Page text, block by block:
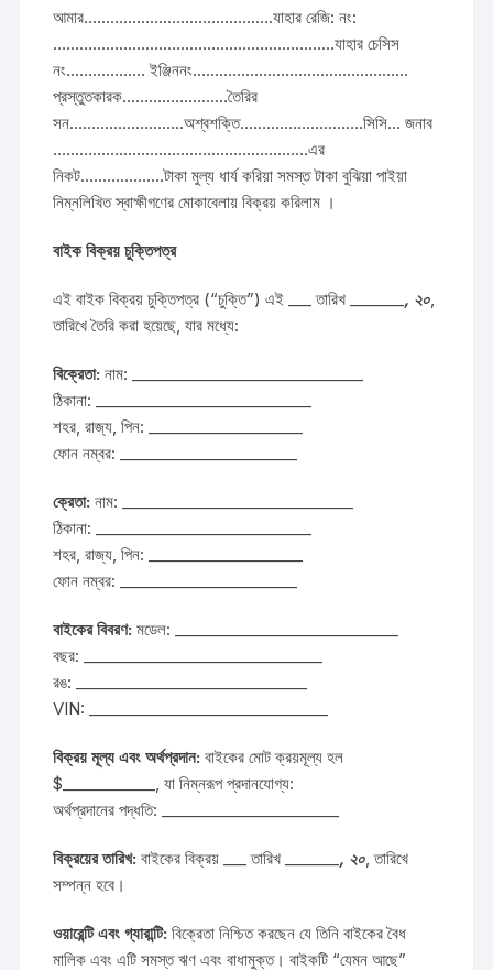
আমার…………………………………….যাহার রেজি: নং:
………………….……………………………………যাহার চেসিস
নং……………… ইঞ্জিননং………………………….………………
প্রস্তুতকারক……………………তৈরির
সন……………………..অশ্বশক্তি……………………….সিসি… জনাব
………………………………………………….এর
নিকট……………….টাকা মুল্য ধার্য করিয়া সমস্ত টাকা বুঝিয়া পাইয়া
নিম্নলিখিত স্বাক্ষীগণের মোকাবেলায় বিক্রয় করিলাম ।
বাইক বিক্রয় চুক্তিপত্র
এই বাইক বিক্রয় চুক্তিপত্র (“চুক্তি”) এই ___ তারিখ _______ , ২০
তারিখে তৈরি করা হয়েছে, যার মধ্যে:
বিক্রেতা: নাম: ______________________________
ঠিকানা: ____________________________
শহর, রাজ্য, পিন: ____________________
ফোন নম্বর: _______________________
ক্রেতা: নাম: ______________________________
ঠিকানা: ____________________________
শহর, রাজ্য, পিন: ____________________
ফোন নম্বর: _______________________
বাইকের বিবরণ: মডেল: _____________________________
বছর: _______________________________
রঙ: ______________________________
VIN: _______________________________
বিক্রয় মূল্য এবং অর্থপ্রদান: বাইকের মোট ক্রয়মূল্য হল
$____________, যা নিম্নরূপ প্রদানযোগ্য:
অর্থপ্রদানের পদ্ধতি: _______________________
বিক্রয়ের তারিখ: বাইকের বিক্রয় ___ তারিখ _______ , ২০ , তারিখে
সম্পন্ন হবে।
ওয়ারেন্টি এবং গ্যারান্টি: বিক্রেতা নিশ্চিত করছেন যে তিনি বাইকের বৈধ
মালিক এবং এটি সমস্ত ঋণ এবং বাধামুক্ত। বাইকটি “যেমন আছে”